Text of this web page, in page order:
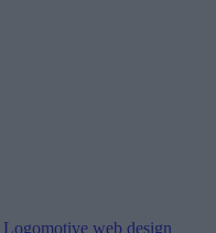
Logomotive web design